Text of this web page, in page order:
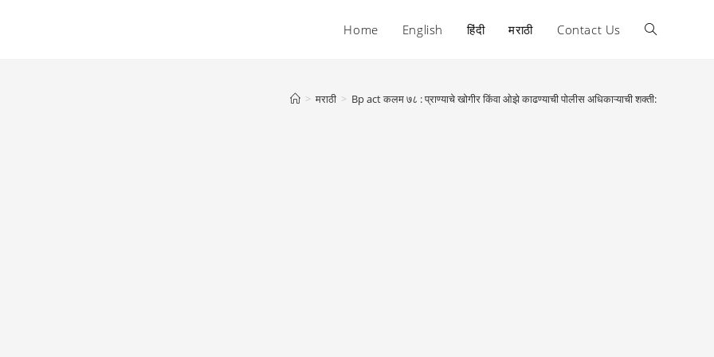
Home English हिंदी मराठी Contact Us Toggle
> मराठी > Bp act कलम ७८ : प्राण्याचे खोगीर किंवा ओझे काढण्याची पोलीस अधिकाऱ्याची शक्ती: